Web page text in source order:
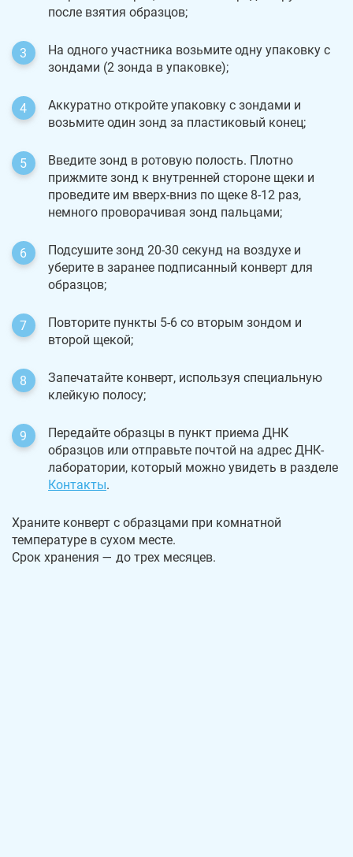
после взятия образцов;
На одного участника возьмите одну упаковку с
зондами (2 зонда в упаковке);
Аккуратно откройте упаковку с зондами и
возьмите один зонд за пластиковый конец;
Введите зонд в ротовую полость. Плотно
прижмите зонд к внутренней стороне щеки и
проведите им вверх-вниз по щеке 8-12 раз,
немного проворачивая зонд пальцами;
Подсушите зонд 20-30 секунд на воздухе и
уберите в заранее подписанный конверт для
образцов;
Повторите пункты 5-6 со вторым зондом и
второй щекой;
Запечатайте конверт, используя специальную
клейкую полосу;
Передайте образцы в пункт приема ДНК
образцов или отправьте почтой на адрес ДНК-
лаборатории, который можно увидеть в разделе
Контакты.
Храните конверт с образцами при комнатной
температуре в сухом месте.
Срок хранения — до трех месяцев.